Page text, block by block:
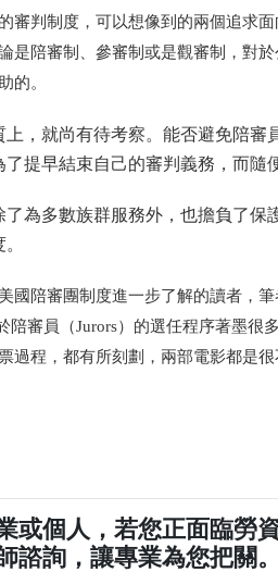
審判制度，可以想像到的兩個追求
是陪審制、參審制或是觀審制，對
的。
上，就尚有待考察。能否避免陪
提早結束自己的審判義務，而隨
了為多數族群服務外，也擔負了
國陪審團制度進一步了解的讀者，
陪審員 （Jurors） 的選任程序著墨很
過程，都有所刻劃，兩部電影都是
或個人，若您正面臨
諮詢，讓專業為您把關。